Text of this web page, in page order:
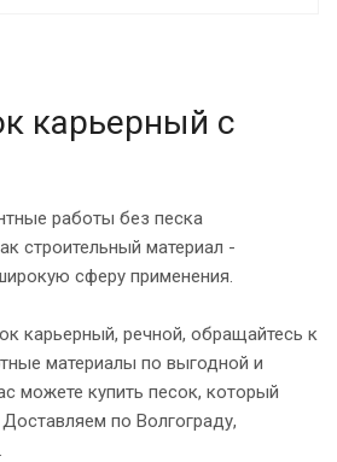
карьерный с
работы без песка
строительный материал -
сферу применения.
карьерный, речной, обращайтесь к
материалы по выгодной и
можете купить песок, который
по Волгограду,